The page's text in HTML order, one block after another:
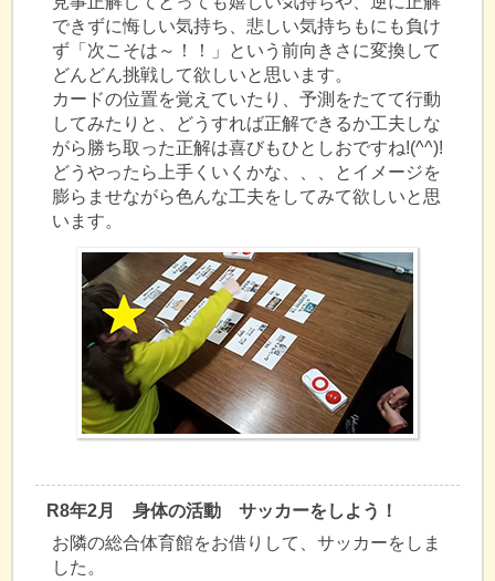
できずに悔しい気持ち、悲しい気持ちもにも負け
ず「次こそは～！！」という前向きさに変換して
どんどん挑戦して欲しいと思います。
カードの位置を覚えていたり、予測をたてて行動
してみたりと、どうすれば正解できるか工夫しな
がら勝ち取った正解は喜びもひとしおですね!(^^)!
どうやったら上手くいくかな、、、とイメージを
膨らませながら色んな工夫をしてみて欲しいと思
います。
R8年2月 身体の活動 サッカーをしよう！
お隣の総合体育館をお借りして、サッカーをしま
した。